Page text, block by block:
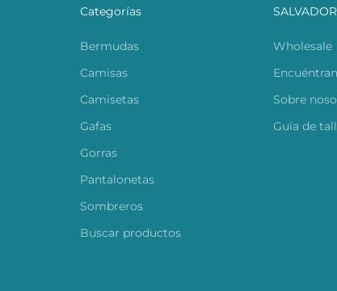
Categorías
Bermudas
Camisas
Camisetas
Gafas
Gorras
Pantalonetas
Sombreros
Buscar productos
SALVADOR
Wholesale
Sobre
Guía de